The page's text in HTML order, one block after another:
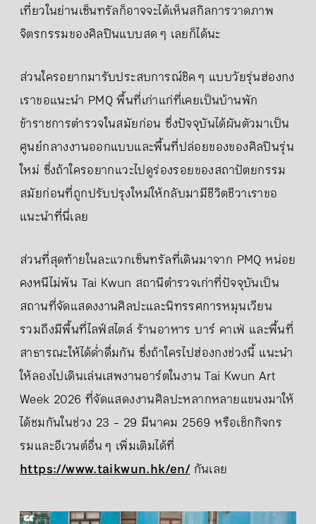
เที่ยวในย่านเซ็นทรัลก็อาจจะได้เห็นสกิลการวาดภาพ
จิตรกรรมของศิลปินแบบสด ๆ เลยก็ได้นะ
ส่วนใครอยากมารับประสบการณ์ชิค ๆ แบบวัยรุ่นฮ่องกง
เราขอแนะนำ PMQ พื้นที่เก่าแก่ที่เคยเป็นบ้านพัก
ข้าราชการตำรวจในสมัยก่อน ซึ่งปัจจุบันได้ผันตัวมาเป็น
ศูนย์กลางงานออกแบบและพื้นที่ปล่อยของของศิลปินรุ่น
ใหม่ ซึ่งถ้าใครอยากแวะไปดูร่องรอยของสถาปัตยกรรม
สมัยก่อนที่ถูกปรับปรุงใหม่ให้กลับมามีชีวิตชีวาเราขอ
แนะนำที่นี่เลย
ส่วนที่สุดท้ายในละแวกเซ็นทรัลที่เดินมาจาก PMQ หน่อย
คงหนีไม่พ้น Tai Kwun สถานีตำรวจเก่าที่ปัจจุบันเป็น
สถานที่จัดแสดงงานศิลปะและนิทรรศการหมุนเวียน
รวมถึงมีพื้นที่ไลฟ์สไตล์ ร้านอาหาร บาร์ คาเฟ่ และพื้นที่
สาธารณะให้ได้ด่ำดื่มกัน ซึ่งถ้าใครไปฮ่องกงช่วงนี้ แนะนำ
ให้ลองไปเดินเล่นเสพงานอาร์ตในงาน Tai Kwun Art
Week 2026 ที่จัดแสดงงานศิลปะหลากหลายแขนงมาให้
ได้ชมกันในช่วง 23 - 29 มีนาคม 2569 หรือเช็กกิจกร
รมและอีเวนต์อื่น ๆ เพิ่มเติมได้ที่
https://www.taikwun.hk/en/กันเลย